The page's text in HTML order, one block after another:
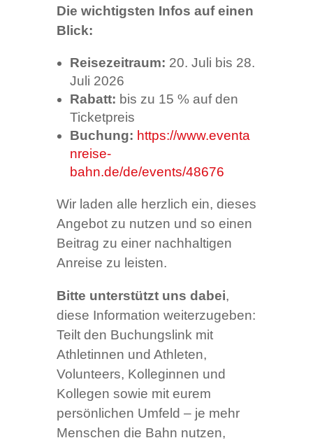
Die wichtigsten Infos auf einen
Blick:
Reisezeitraum: 20. Juli bis 28.
Juli 2026
Rabatt: bis zu 15 % auf den
Ticketpreis
Buchung: https://www.eventa
nreise-
bahn.de/de/events/48676
Wir laden alle herzlich ein, dieses
Angebot zu nutzen und so einen
Beitrag zu einer nachhaltigen
Anreise zu leisten.
Bitte unterstützt uns dabei,
diese Information weiterzugeben:
Teilt den Buchungslink mit
Athletinnen und Athleten,
Volunteers, Kolleginnen und
Kollegen sowie mit eurem
persönlichen Umfeld – je mehr
Menschen die Bahn nutzen,